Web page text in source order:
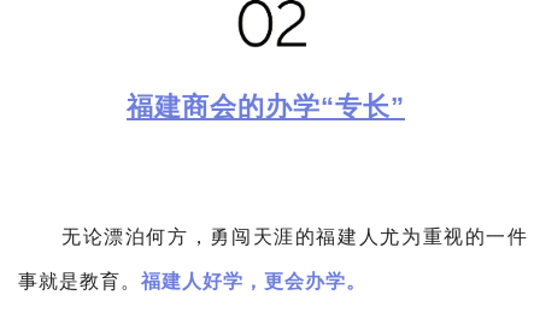
福建商会的办学“专长”
无论漂泊何方，勇闯天涯的福建人尤为重视的一件
事就是教育。 福建人好学，更会办学。